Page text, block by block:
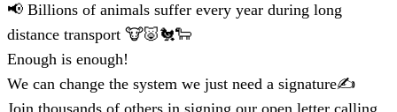
📢 Billions of animals suffer every year during long
distance transport 🐮🐷🐔🐑
Enough is enough!
We can change the system we just need a signature✍️